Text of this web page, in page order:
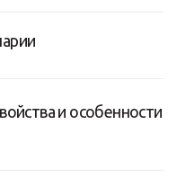
и особенности